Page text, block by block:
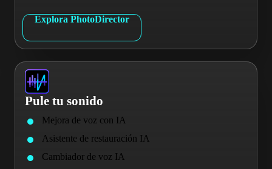
Explora PhotoDirector
Pule tu sonido
Mejora de voz con IA
Asistente de restauración IA
Cambiador de voz IA